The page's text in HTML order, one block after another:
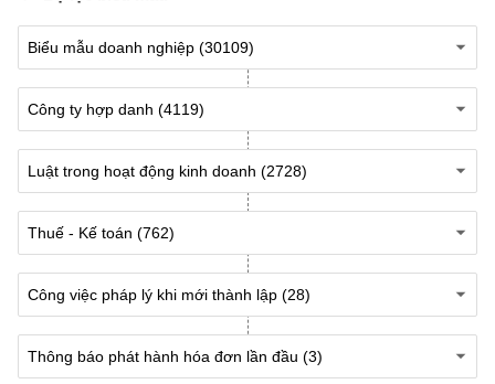
GTGT:
…………
Tổng cộng tiền thanh
toán
.........
.......
Số tiền viết bằng
chữ:....................................................................
..................................................